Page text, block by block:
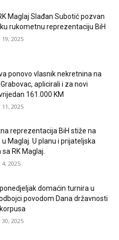
Maglaj Slađan Subotić pozvan
rukometnu reprezentaciju BiH
2025
ponovo vlasnik nekretnina na
aplicirali i za novi
161.000 KM
2025
reprezentacija BiH stiže na
Maglaj. U planu i prijateljska
RK Maglaj.
2025
domaćin turnira u
povodom Dana državnosti
2025